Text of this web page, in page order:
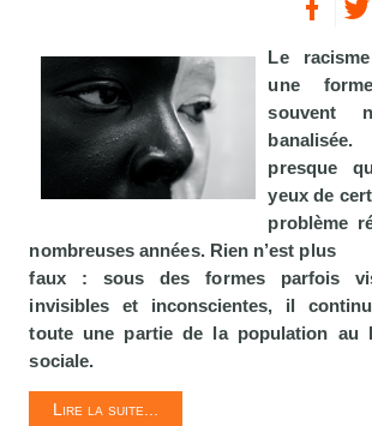
Le
une
souvent
presque
yeux de
problème
nombreuses années. Rien n’est plus
faux : sous des formes parfois
invisibles et inconscientes, il
toute une partie de la population au
sociale.
Lire la suite...